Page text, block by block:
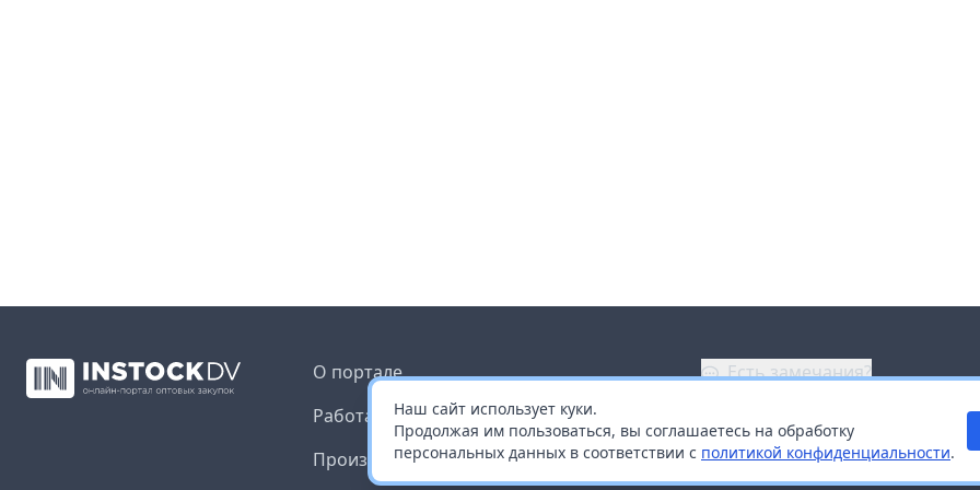
Наш сайт использует куки.
Продолжая им пользоваться, вы соглашаетесь на обработку
персональных данных в соответствии с политикой конфиденциальности.
О портале
Работа с платформой
Производителям и дистрибьюторам
Есть замечания?
Заказать звонок